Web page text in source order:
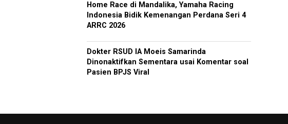
Home Race di Mandalika, Yamaha Racing
Indonesia Bidik Kemenangan Perdana Seri 4
ARRC 2026
Dokter RSUD IA Moeis Samarinda
Dinonaktifkan Sementara usai Komentar soal
Pasien BPJS Viral